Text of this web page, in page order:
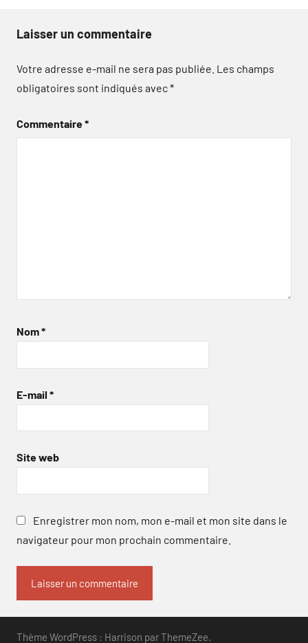
Laisser un commentaire
Votre adresse e-mail ne sera pas publiée. Les champs
obligatoires sont indiqués avec*
Commentaire*
Nom*
E-mail *
Site web
Enregistrer mon nom, mon e-mail et mon site dans le
navigateur pour mon prochain commentaire.
Thème WordPress : Harrison par ThemeZee.